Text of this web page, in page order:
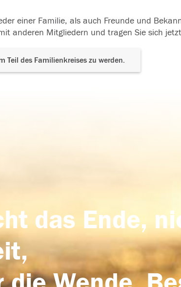
einer Familie, als auch Freunde und
anderen Mitgliedern und tragen Sie sich
Teil des Familienkreises zu werden.
das Ende,